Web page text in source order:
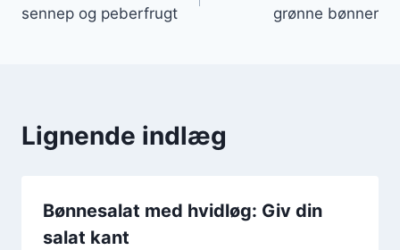
sennep og peberfrugt
grønne bønner
Lignende indlæg
Bønnesalat med hvidløg: Giv din
salat kant